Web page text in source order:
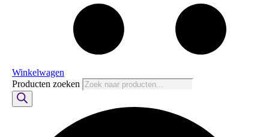
Winkelwagen
Producten zoeken